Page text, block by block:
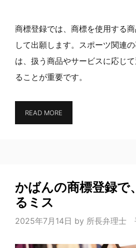
商標登録では、商標を使用する
して出願します。スポーツ関連
は、扱う商品やサービスに応じ
ることが重要です。
READ MORE
かばんの商標登録で
るミス
2025年7月14日 by 所長弁理士